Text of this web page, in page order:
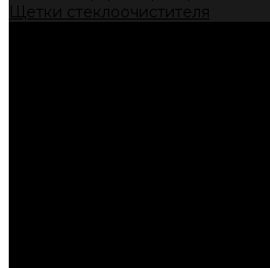
Щетки стеклоочистителя